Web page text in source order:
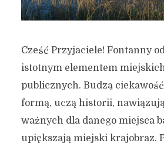
Cześć Przyjaciele! Fontanny
istotnym elementem
publicznych. Budzą
formą, uczą historii,
ważnych dla danego miejsca
upiększają miejski krajobraz.